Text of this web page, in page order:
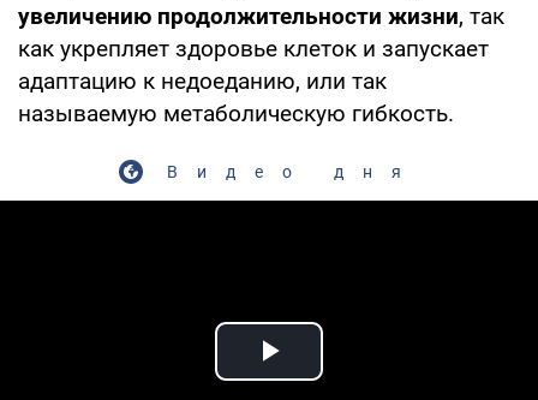
увеличению продолжительности жизни, так
как укрепляет здоровье клеток и запускает
адаптацию к недоеданию, или так
называемую метаболическую гибкость.
Видео дня
Play Video